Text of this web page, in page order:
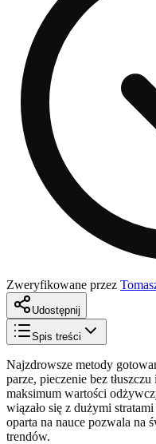
Zweryfikowane przez
Udostępnij
Spis treści
Najzdrowsze metody
parze, pieczenie bez
maksimum wartości
wiązało się z dużymi
oparta na nauce pozwala na
trendów.